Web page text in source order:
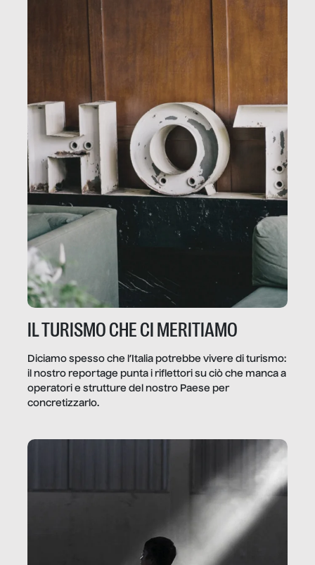
IL TURISMO CHE CI MERITIAMO
Diciamo spesso che l’Italia potrebbe vivere di turismo:
il nostro reportage punta i riflettori su ciò che manca a
operatori e strutture del nostro Paese per
concretizzarlo.